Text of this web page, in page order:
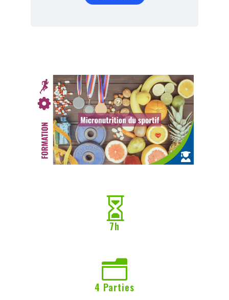

7h
n
4 Parties